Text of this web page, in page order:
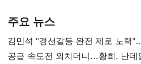
주요 뉴스
김민석 "경선갈등 완전 제로 노력
사과부터"
공급 속도전 외치더니…황희, 난데